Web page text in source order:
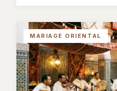
MARIAGE ORIENTAL